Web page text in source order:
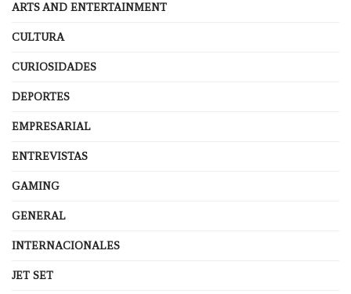
ARTS AND ENTERTAINMENT
CULTURA
CURIOSIDADES
DEPORTES
EMPRESARIAL
ENTREVISTAS
GAMING
GENERAL
INTERNACIONALES
JET SET